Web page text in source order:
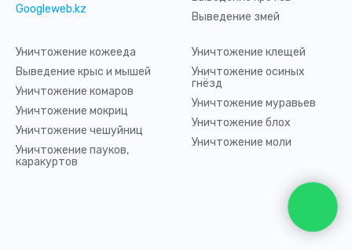
Googleweb.kz
Выведение змей
Уничтожение кожееда
Выведение крыс и мышей
Уничтожение комаров
Уничтожение мокриц
Уничтожение чешуйниц
Уничтожение пауков,
каракуртов
Уничтожение клещей
Уничтожение осиных
гнёзд
Уничтожение муравьев
Уничтожение блох
Уничтожение моли